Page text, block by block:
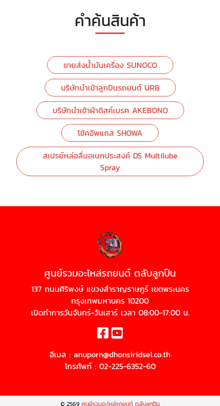
คำค้นสินค้า
ขายส่งน้ำมันเครื่อง SUNOCO
บริษัทนำเข้าลูกปืนรถยนต์ URB
บริษัทนำเข้าผ้าดิสค์เบรค AKEBONO
โช้คอัพแกส SHOWA
สเปรย์หล่อลื่นอเนกประสงค์ DS Multilube
Spray
ศูนย์รวมอะไหล่รถยนต์ ตลับลูกปืน
137 ถนนศิริพงษ์ แขวงสำราญราษฎร์ เขตพระนคร
กรุงเทพมหานคร 10200
เปิดทำการวันจันทร์-วันเสาร์ เวลา 08:00-17:00 น.
อีเมล : anuporn@dhonsiridsel.co.th
โทรศัพท์ : 02-225-6352-60
© 2569 ศูนย์รวมอะไหล่รถยนต์ ตลับลูกปืน